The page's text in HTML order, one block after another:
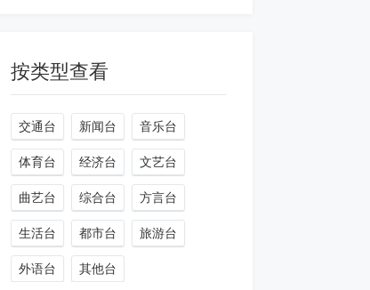
按类型查看
交通台 新闻台 音乐台
体育台 经济台 文艺台
曲艺台 综合台 方言台
生活台 都市台 旅游台
外语台 其他台